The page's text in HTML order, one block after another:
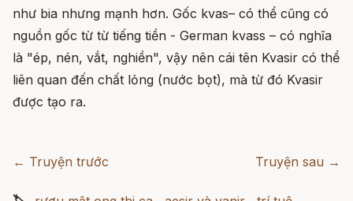
như bia nhưng mạnh hơn. Gốc kvas– có thể cũng có
nguồn gốc từ từ tiếng tiền - German kvass – có nghĩa
là "ép, nén, vắt, nghiền", vậy nên cái tên Kvasir có thể
liên quan đến chất lỏng (nước bọt), mà từ đó Kvasir
được tạo ra.
← Truyện trước Truyện sau →